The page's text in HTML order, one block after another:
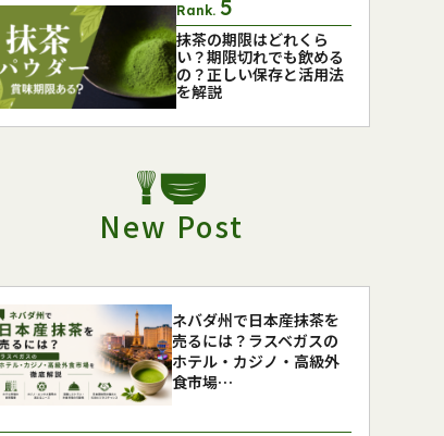
Rank.
抹茶の期限はどれくら
い？期限切れでも飲める
の？正しい保存と活用法
を解説
New Post
ネバダ州で日本産抹茶を
売るには？ラスベガスの
ホテル・カジノ・高級外
食市場…